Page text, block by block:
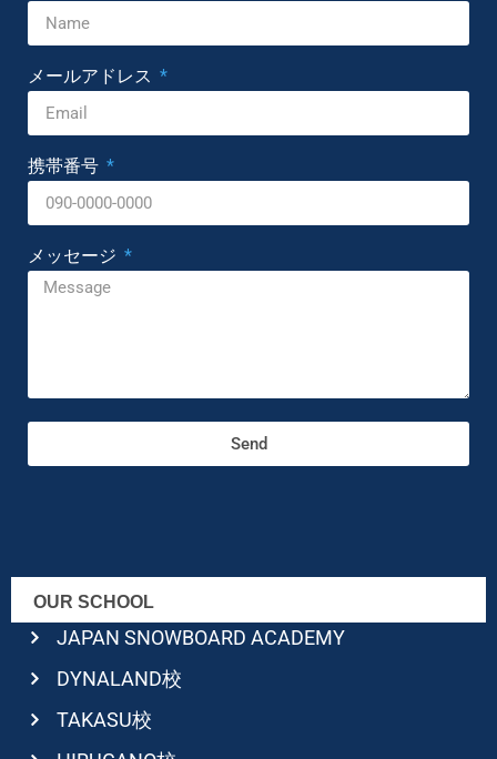
メールアドレス
携帯番号
メッセージ
Send
OUR SCHOOL
JAPAN SNOWBOARD ACADEMY
DYNALAND校
TAKASU校